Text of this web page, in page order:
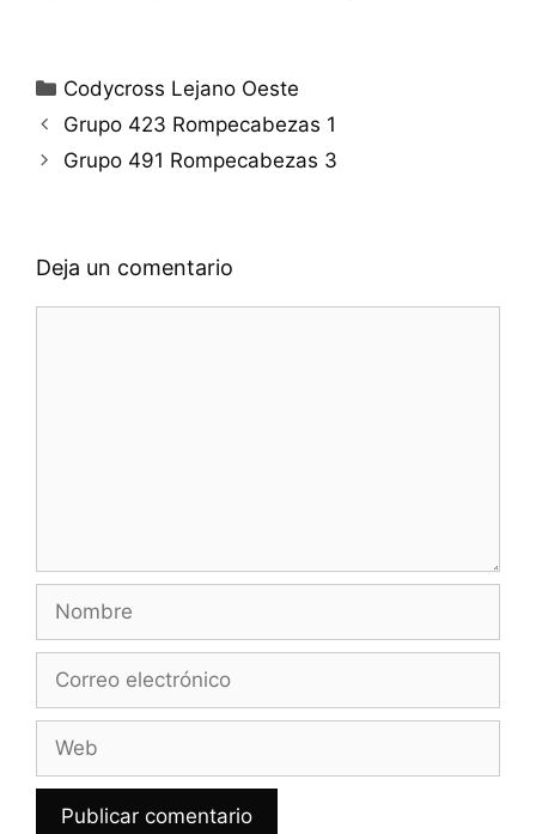
Categorías
Codycross Lejano Oeste
Grupo 423 Rompecabezas 1
Grupo 491 Rompecabezas 3
Deja un comentario
Nombre
Correo
Web